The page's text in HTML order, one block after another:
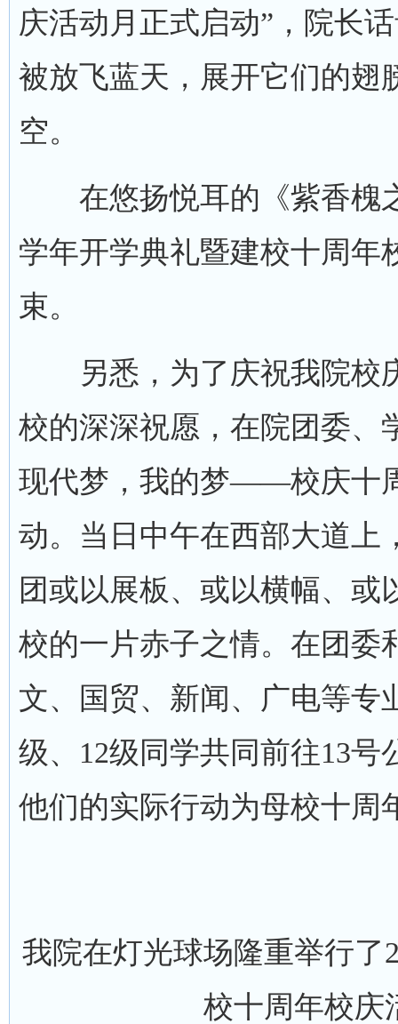
庆活动月正式启动”，院长
被放飞蓝天，展开它们的翅
空。
在悠扬悦耳的《紫香槐
学年开学典礼暨建校十周年
束。
另悉，为了庆祝我院校
校的深深祝愿，在院团委、
现代梦，我的梦——校庆十
动。当日中午在西部大道上
团或以展板、或以横幅、
校的一片赤子之情。在团委
文、国贸、新闻、广电等专
级、12级同学共同前往13
他们的实际行动为母校十周
我院在灯光球场隆重举行
校十周年校庆